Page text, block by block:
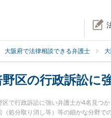
大阪府で法律相談できる弁護士
区の行政訴訟に
区で行政訴訟に強い弁護士が4名見つ
（処分取り消し等）等の細かな分野